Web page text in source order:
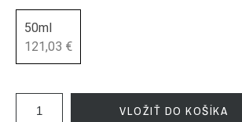
50ml
121,03 €
VLOŽIŤ DO KOŠÍKA